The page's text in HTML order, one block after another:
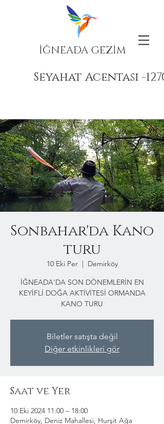
İĞNEADA GEZİM
Seyahat Acentası -
Sonbahar'da Kano
turu
10 Eki Per
  |
Demirköy
İĞNEADA'DA SON DÖNEMLERİN EN
KEYİFLİ DOĞA AKTİVİTESİ ORMANDA
KANO TURU
Biletler satışta değil
Diğer etkinlikleri gör
Saat ve Yer
10 Eki 2024 11:00 – 18:00
Demirköy, Deniz Mahallesi, Hurşit Ağa